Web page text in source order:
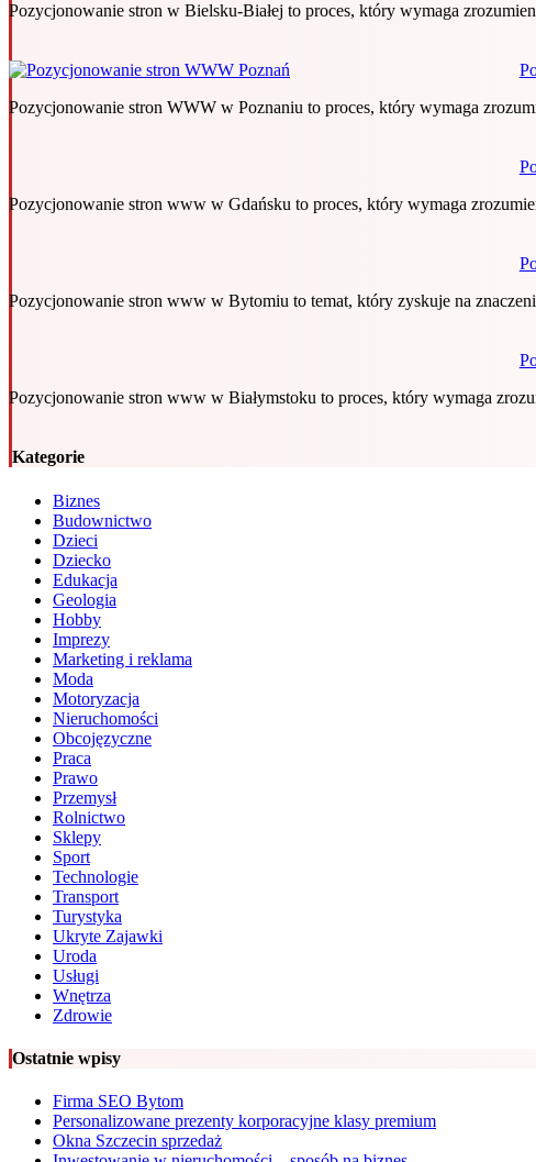
Pozycjonowanie stron w Bielsku-Białej to proces, który wymaga
Pozycjonowanie stron WWW w Poznaniu to proces, który wymaga
Pozycjonowanie stron www w Gdańsku to proces, który wymaga
Pozycjonowanie stron www w Bytomiu to temat, który zyskuje na
Pozycjonowanie stron www w Białymstoku to proces, który wymaga
Kategorie
Biznes
Budownictwo
Dzieci
Dziecko
Edukacja
Geologia
Hobby
Imprezy
Marketing i reklama
Moda
Motoryzacja
Nieruchomości
Obcojęzyczne
Praca
Prawo
Przemysł
Rolnictwo
Sklepy
Sport
Technologie
Transport
Turystyka
Ukryte Zajawki
Uroda
Usługi
Wnętrza
Zdrowie
Ostatnie wpisy
Firma SEO Bytom
Personalizowane prezenty korporacyjne klasy premium
Okna Szczecin sprzedaż